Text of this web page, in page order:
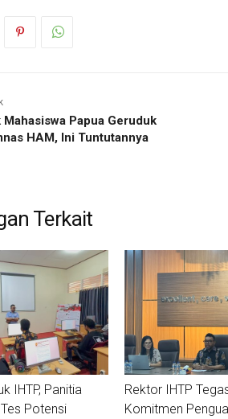
Papua Geruduk
HAM, Ini Tuntutannya
Terkait
IHTP, Panitia
Potensi
Rektor IHTP
Komitmen